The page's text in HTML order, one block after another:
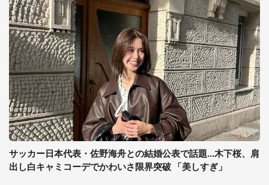
サッカー日本代表・佐野海舟との結婚公表で話題...木下桜、肩
出し白キャミコーデでかわいさ限界突破 「美しすぎ」